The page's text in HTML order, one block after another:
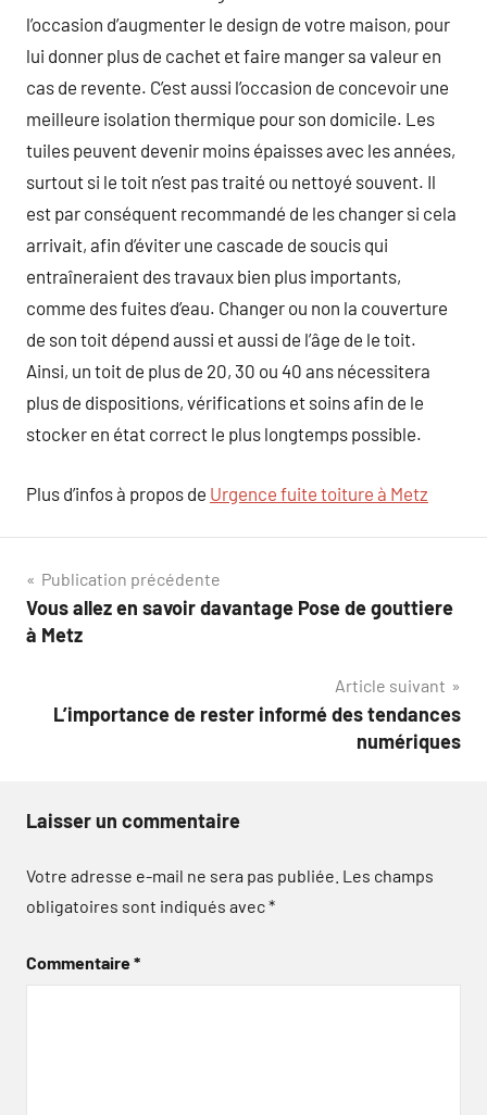
l’occasion d’augmenter le design de votre maison, pour
lui donner plus de cachet et faire manger sa valeur en
cas de revente. C’est aussi l’occasion de concevoir une
meilleure isolation thermique pour son domicile. Les
tuiles peuvent devenir moins épaisses avec les années,
surtout si le toit n’est pas traité ou nettoyé souvent. Il
est par conséquent recommandé de les changer si cela
arrivait, afin d’éviter une cascade de soucis qui
entraîneraient des travaux bien plus importants,
comme des fuites d’eau. Changer ou non la couverture
de son toit dépend aussi et aussi de l’âge de le toit.
Ainsi, un toit de plus de 20, 30 ou 40 ans nécessitera
plus de dispositions, vérifications et soins afin de le
stocker en état correct le plus longtemps possible.
Plus d’infos à propos de Urgence fuite toiture à Metz
Navigation
de
Publication précédente
Vous allez en savoir davantage Pose de gouttiere
à Metz
Article suivant
L’importance de rester informé des tendances
numériques
Laisser un commentaire
Votre adresse e-mail ne sera pas publiée. Les champs
obligatoires sont indiqués avec*
Commentaire*